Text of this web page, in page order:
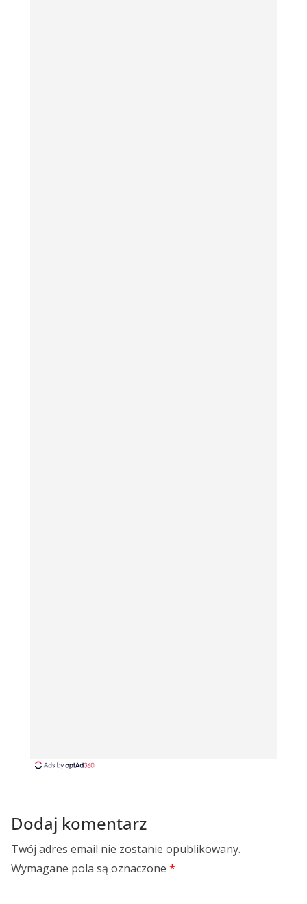
Dodaj komentarz
Twój adres email nie zostanie opublikowany.
Wymagane pola są oznaczone *